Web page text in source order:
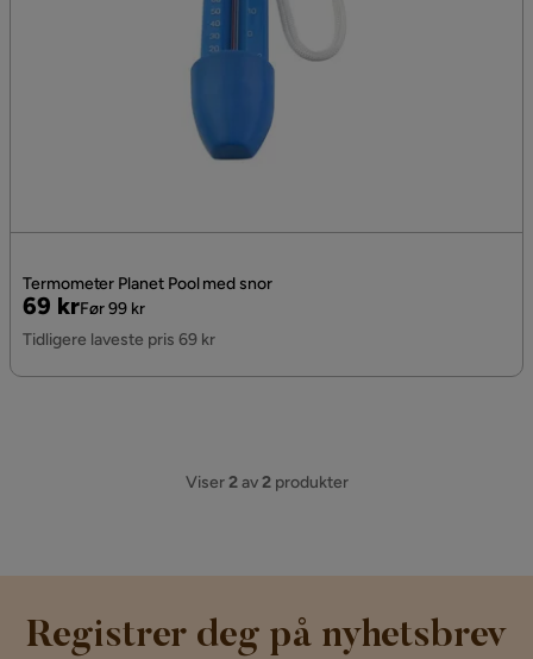
Termometer Planet Pool med snor
Pris
69 kr
Original
Pris
Før 99 kr
Tidligere laveste pris 69 kr
Viser2av2produkter
Registrer deg på nyhetsbrev